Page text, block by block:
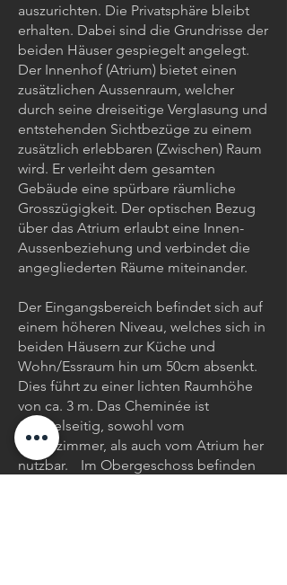
auszurichten. Die Privatsphäre bleibt
erhalten. Dabei sind die Grundrisse der
beiden Häuser gespiegelt angelegt.
Der Innenhof (Atrium) bietet einen
zusätzlichen Aussenraum, welcher
durch seine dreiseitige Verglasung und
entstehenden Sichtbezüge zu einem
zusätzlich erlebbaren (Zwischen) Raum
wird. Er verleiht dem gesamten
Gebäude eine spürbare räumliche
Grosszügigkeit. Der optischen Bezug
über das Atrium erlaubt eine Innen-
Aussenbeziehung und verbindet die
angegliederten Räume miteinander.
Der Eingangsbereich befindet sich auf
einem höheren Niveau, welches sich in
beiden Häusern zur Küche und
Wohn/Essraum hin um 50cm absenkt.
Dies führt zu einer lichten Raumhöhe
von ca. 3 m. Das Cheminée ist
doppelseitig, sowohl vom
Wohnzimmer, als auch vom Atrium her
nutzbar. Im Obergeschoss befinden